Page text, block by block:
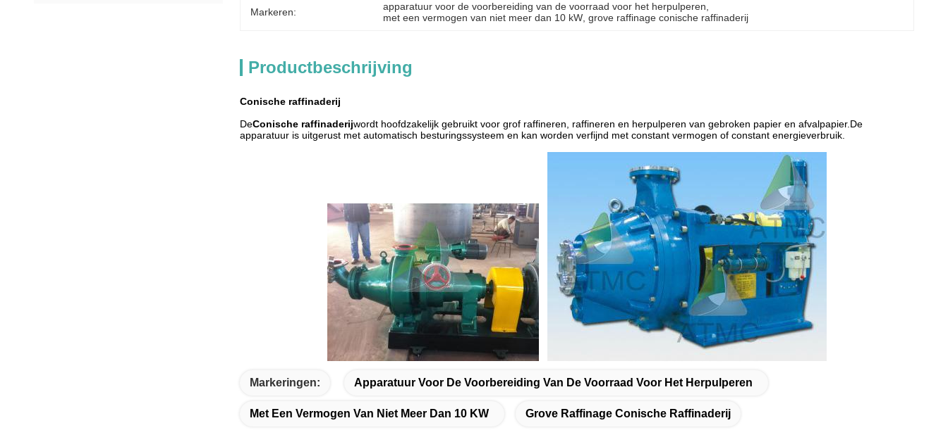
Markeren: apparatuur voor de voorbereiding van de voorraad voor het herpulperen
met een vermogen van niet meer dan 10 kW , grove raffinage conische raffinaderij
Productbeschrijving
Conische raffinaderij
DeConische raffinaderijwordt hoofdzakelijk gebruikt voor grof raffineren, raffineren en herpulperen van gebroken papier en afvalpapier.De
apparatuur is uitgerust met automatisch besturingssysteem en kan worden verfijnd met constant vermogen of constant energieverbruik.
Markeringen: Apparatuur Voor De Voorbereiding Van De Voorraad Voor Het Herpulperen
Met Een Vermogen Van Niet Meer Dan 10 KW Grove Raffinage Conische Raffinaderij